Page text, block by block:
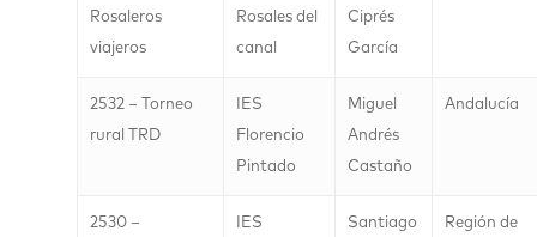
Rosaleros
viajeros
Rosales del
canal
Ciprés
García
2532 – Torneo
rural TRD
IES
Florencio
Pintado
Miguel
Andrés
Castaño
Andalucía
2530 –
IES
Santiago
Región de